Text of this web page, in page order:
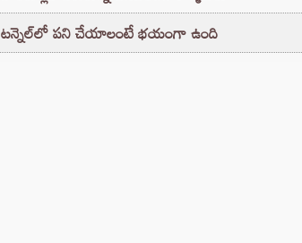
టన్నెల్‌లో పని చేయాలంటే భయంగా ఉంది